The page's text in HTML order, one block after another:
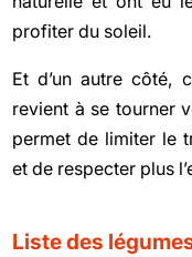
profiter du soleil.
Et d’un autre côté,
revient à se tourner
permet de limiter le
et de respecter plus
Liste des